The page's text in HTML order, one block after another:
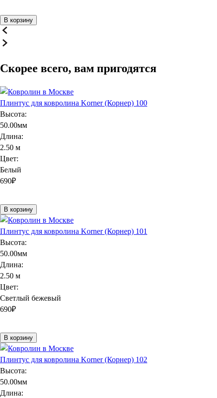
В корзину
Скорее всего, вам пригодятся
Плинтус для ковролина Korner (Корнер) 100
Высота:
50.00мм
Длина:
2.50 м
Цвет:
Белый
690₽
В корзину
Плинтус для ковролина Korner (Корнер) 101
Высота:
50.00мм
Длина:
2.50 м
Цвет:
Светлый бежевый
690₽
В корзину
Плинтус для ковролина Korner (Корнер) 102
Высота:
50.00мм
Длина: